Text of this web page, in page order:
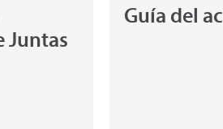
Juntas
Guía del